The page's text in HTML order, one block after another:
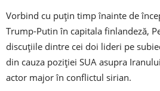
Vorbind cu puțin timp înainte de
Trump-Putin în capitala finlandeză,
discuțiile dintre cei doi lideri pe
din cauza poziției SUA asupra
actor major în conflictul sirian.